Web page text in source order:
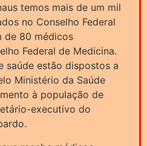
temos mais de um mil
no Conselho Federal
de 80 médicos
Federal de Medicina.
saúde estão dispostos a
Ministério da Saúde
à população de
executivo do